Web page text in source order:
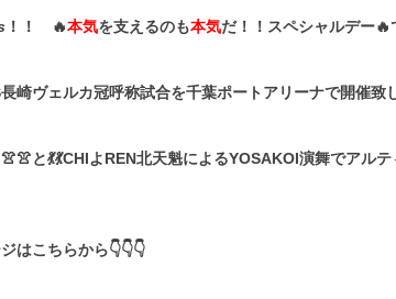
！！ 🔥本気を支えるのも本気だ！！スペシャルデー🔥
崎ヴェルカ冠呼称試合を千葉ポートアリーナで開催致
と💃💃CHIよREN北天魁によるYOSAKOI演舞でアル
はこちらから👇👇👇